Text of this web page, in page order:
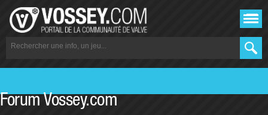
Forum Vossey.com